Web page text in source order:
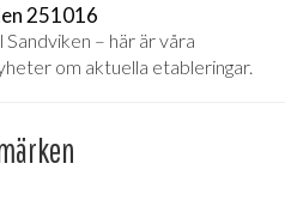
251016
Sandviken – här är våra
om aktuella etableringar.